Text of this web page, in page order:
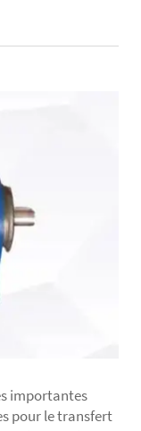
importantes
pour le transfert